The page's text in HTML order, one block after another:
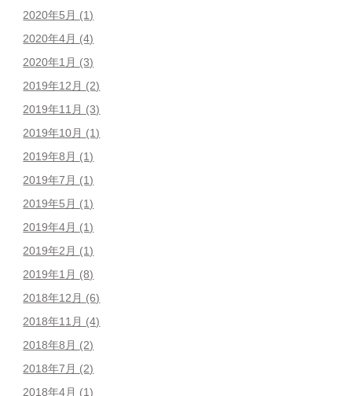
2020年5月 (1)
2020年4月 (4)
2020年1月 (3)
2019年12月 (2)
2019年11月 (3)
2019年10月 (1)
2019年8月 (1)
2019年7月 (1)
2019年5月 (1)
2019年4月 (1)
2019年2月 (1)
2019年1月 (8)
2018年12月 (6)
2018年11月 (4)
2018年8月 (2)
2018年7月 (2)
2018年4月 (1)